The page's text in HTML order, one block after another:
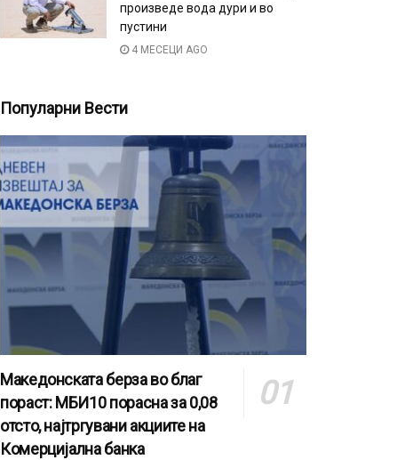
произведе вода дури и во
пустини
4 МЕСЕЦИ AGO
Популарни Вести
Македонската берза во благ
пораст: МБИ10 порасна за 0,08
отсто, најтргувани акциите на
Комерцијална банка